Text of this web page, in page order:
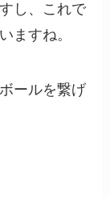
し、これで
ますね。
ールを繋げ